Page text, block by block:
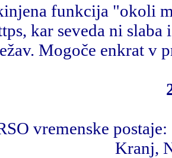
funkcija "okoli
kar seveda ni
Mogoče enkrat v
vremenske
Kranj,